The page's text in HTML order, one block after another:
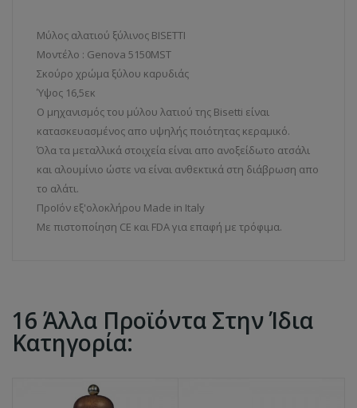
Μύλος αλατιού ξύλινος BISETTI
Μοντέλο : Genova 5150MST
Σκούρο χρώμα ξύλου καρυδιάς
Ύψος 16,5εκ
Ο μηχανισμός του μύλου λατιού της Bisetti είναι
κατασκευασμένος απο υψηλής ποιότητας κεραμικό.
Όλα τα μεταλλικά στοιχεία είναι απο ανοξείδωτο ατσάλι
και αλουμίνιο ώστε να είναι ανθεκτικά στη διάβρωση απο
το αλάτι.
ΠροΪόν εξ'ολοκλήρου Made in Italy
Με πιστοποίηση CE και FDA για επαφή με τρόφιμα.
16 Άλλα Προϊόντα Στην Ίδια
Κατηγορία: